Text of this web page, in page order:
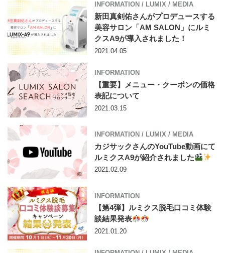
INFORMATION / LUMIX/ MEDIA
新田真剣佑さんがプロデュースする
美容サロン「AM SALON」にルミ
クスA9が導入されました！
2021.04.05
INFORMATION
【重要】メニュー・クーポンの価格
表記について
2021.03.15
INFORMATION / LUMIX / MEDIA
カジサックさんのYouTube動画にて
ルミクスA9が紹介されました
2021.02.09
INFORMATION
【第4弾】ルミクス脱毛口コミ体験
談結果発表
2021.01.20